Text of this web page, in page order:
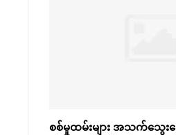
စစ်မှုထမ်းများ အသက်သွေးခ